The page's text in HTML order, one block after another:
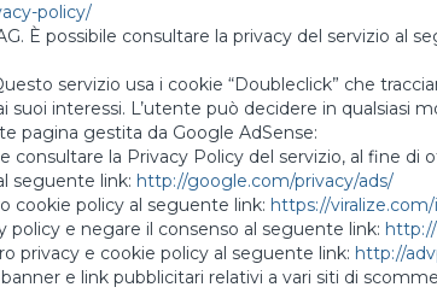
policy/
È possibile consultare la privacy del servizio al
servizio usa i cookie “Doubleclick” che
interessi. L’utente può decidere in qualsiasi
pagina gestita da Google AdSense:
consultare la Privacy Policy del servizio, al fine
seguente link: http://google.com/privacy/ads/
cookie policy al seguente link: https://
policy e negare il consenso al seguente link:
privacy e cookie policy al seguente link: http://
e link pubblicitari relativi a vari siti di